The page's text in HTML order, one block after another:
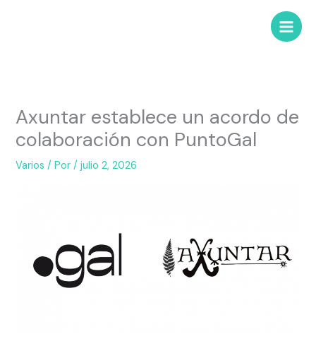
Axuntar establece un acordo de
colaboración con PuntoGal
Varios / Por/julio 2, 2026